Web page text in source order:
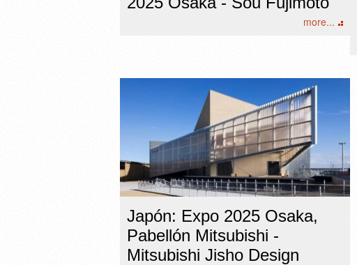
more...
Japón: Expo 2025 Osaka,
Pabellón Mitsubishi -
Mitsubishi Jisho Design